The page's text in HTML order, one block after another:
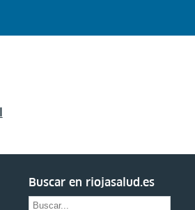
Buscar en riojasalud.es